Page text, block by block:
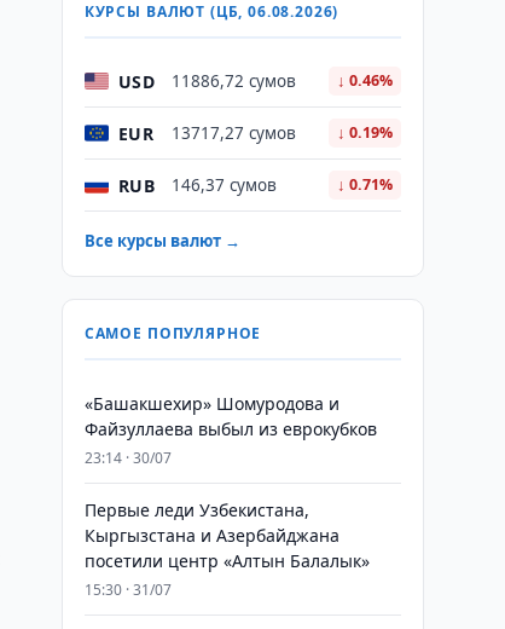
КУРСЫ ВАЛЮТ (ЦБ, 06.08.2026)
USD 11886,72 сумов ↓ 0.46%
EUR 13717,27 сумов ↓ 0.19%
RUB 146,37 сумов ↓ 0.71%
Все курсы валют →
САМОЕ ПОПУЛЯРНОЕ
«Башакшехир» Шомуродова и
Файзуллаева выбыл из еврокубков
23:14 · 30/07
Первые леди Узбекистана,
Кыргызстана и Азербайджана
посетили центр «Алтын Балалык»
15:30 · 31/07